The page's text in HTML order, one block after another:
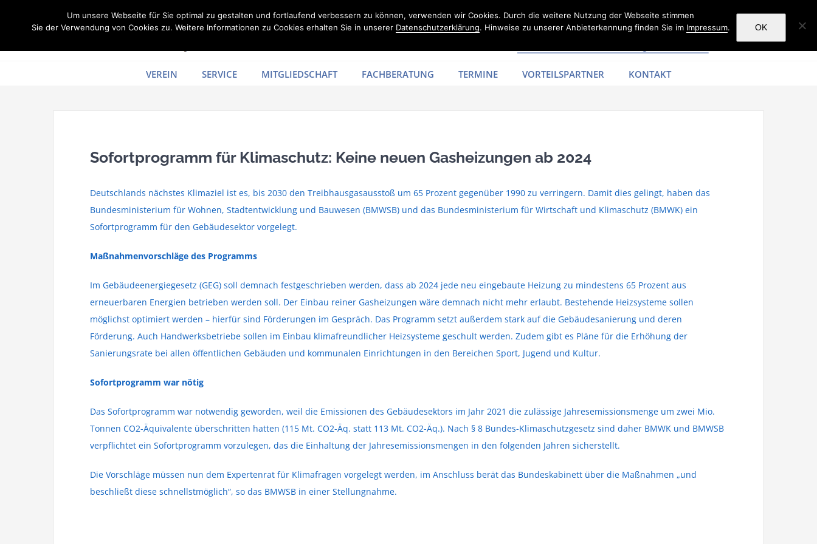
VEREIN SERVICE MITGLIEDSCHAFT FACHBERATUNG TERMINE VORTEILSPARTNER KONTAKT
Sofortprogramm für Klimaschutz: Keine neuen Gasheizungen ab 2024
Deutschlands nächstes Klimaziel ist es, bis 2030 den Treibhausgasausstoß um 65 Prozent gegenüber 1990 zu verringern. Damit dies gelingt, haben das
Bundesministerium für Wohnen, Stadtentwicklung und Bauwesen (BMWSB) und das Bundesministerium für Wirtschaft und Klimaschutz (BMWK) ein
Sofortprogramm für den Gebäudesektor vorgelegt.
Maßnahmenvorschläge des Programms
Im Gebäudeenergiegesetz (GEG) soll demnach festgeschrieben werden, dass ab 2024 jede neu eingebaute Heizung zu mindestens 65 Prozent aus
erneuerbaren Energien betrieben werden soll. Der Einbau reiner Gasheizungen wäre demnach nicht mehr erlaubt. Bestehende Heizsysteme sollen
möglichst optimiert werden – hierfür sind Förderungen im Gespräch. Das Programm setzt außerdem stark auf die Gebäudesanierung und deren
Förderung. Auch Handwerksbetriebe sollen im Einbau klimafreundlicher Heizsysteme geschult werden. Zudem gibt es Pläne für die Erhöhung der
Sanierungsrate bei allen öffentlichen Gebäuden und kommunalen Einrichtungen in den Bereichen Sport, Jugend und Kultur.
Sofortprogramm war nötig
Das Sofortprogramm war notwendig geworden, weil die Emissionen des Gebäudesektors im Jahr 2021 die zulässige Jahresemissionsmenge um zwei Mio.
Tonnen CO2-Äquivalente überschritten hatten (115 Mt. CO2-Äq. statt 113 Mt. CO2-Äq.). Nach § 8 Bundes-Klimaschutzgesetz sind daher BMWK und BMWSB
verpflichtet ein Sofortprogramm vorzulegen, das die Einhaltung der Jahresemissionsmengen in den folgenden Jahren sicherstellt.
Die Vorschläge müssen nun dem Expertenrat für Klimafragen vorgelegt werden, im Anschluss berät das Bundeskabinett über die Maßnahmen „und
beschließt diese schnellstmöglich“, so das BMWSB in einer Stellungnahme.
Um unsere Webseite für Sie optimal zu gestalten und fortlaufend verbessern zu können, verwenden wir Cookies. Durch die weitere Nutzung der Webseite stimmen
Sie der Verwendung von Cookies zu. Weitere Informationen zu Cookies erhalten Sie in unserer Datenschutzerklärung. Hinweise zu unserer Anbieterkennung finden Sie im Impressum. OK